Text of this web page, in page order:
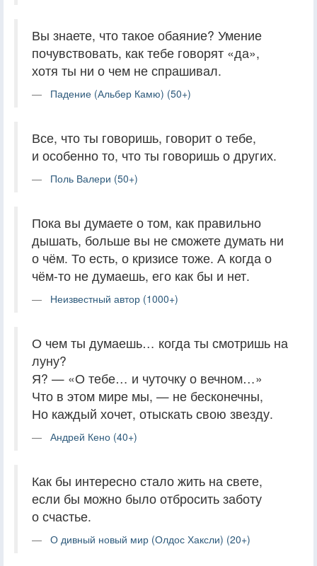
Вы знаете, что такое обаяние? Умение
почувствовать, как тебе говорят «да»,
хотя ты ни о чем не спрашивал.
Падение (Альбер Камю) (50+)
Все, что ты говоришь, говорит о тебе,
и особенно то, что ты говоришь о других.
Поль Валери (50+)
Пока вы думаете о том, как правильно
дышать, больше вы не сможете думать ни
о чём. То есть, о кризисе тоже. А когда о
чём-то не думаешь, его как бы и нет.
Неизвестный автор (1000+)
О чем ты думаешь… когда ты смотришь на
луну?
Я? — «О тебе… и чуточку о вечном…»
Что в этом мире мы, — не бесконечны,
Но каждый хочет, отыскать свою звезду.
Андрей Кено (40+)
Как бы интересно стало жить на свете,
если бы можно было отбросить заботу
о счастье.
О дивный новый мир (Олдос Хаксли) (20+)